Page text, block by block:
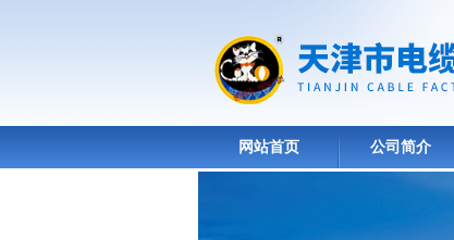
网站首页 公司简介